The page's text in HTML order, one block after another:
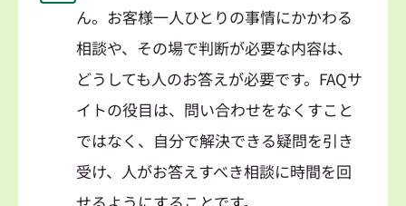
ん。お客様一人ひとりの事情にかかわる
相談や、その場で判断が必要な内容は、
どうしても人のお答えが必要です。FAQサ
イトの役目は、問い合わせをなくすこと
ではなく、自分で解決できる疑問を引き
受け、人がお答えすべき相談に時間を回